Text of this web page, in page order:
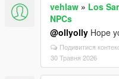
vehlaw » Los
NPCs
@ollyolly Hope
Подивитися
30 Травня 2026